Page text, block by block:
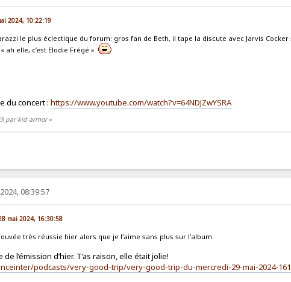
2024, 10:22:19
le plus éclectique du forum: gros fan de Beth, il tape la discute avec Jarvis
elle, c’est Elodie Frégé »
du concert :https://www.youtube.com/watch?v=64NDJZwYSRA
par kid armor»
08:39:57
mai 2024, 16:30:58
très réussie hier alors que je l'aime sans plus sur l'album.
l’émission d’hier. T’as raison, elle était jolie!
podcasts/very-good-trip/very-good-trip-du-mercredi-29-mai-2024-